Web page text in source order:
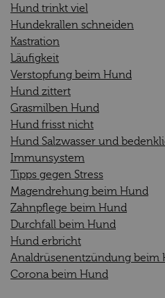
Hund trinkt viel
Hundekrallen schneiden
Kastration
Läufigkeit
Verstopfung beim Hund
Hund zittert
Grasmilben Hund
Hund frisst nicht
Hund Salzwasser und
Immunsystem
Tipps gegen Stress
Magendrehung beim Hund
Zahnpflege beim Hund
Durchfall beim Hund
Hund erbricht
Analdrüsenentzündung beim
Corona beim Hund